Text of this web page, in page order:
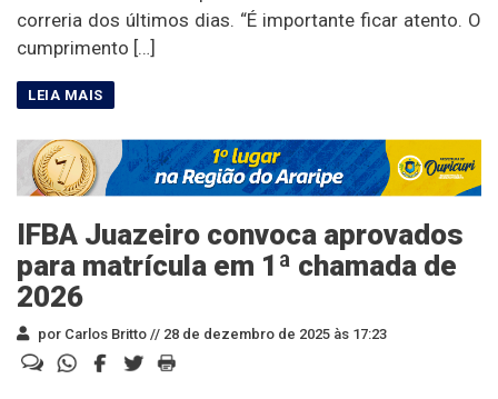
correria dos últimos dias. “É importante ficar atento. O
cumprimento […]
IFBA Juazeiro convoca aprovados
para matrícula em 1ª chamada de
2026
por Carlos Britto // 28 de dezembro de 2025 às 17:23